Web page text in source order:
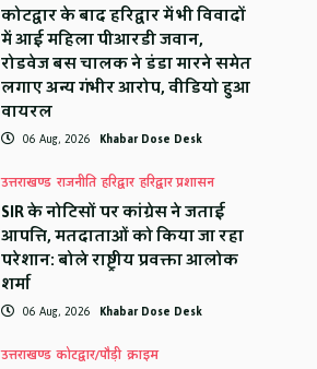
कोटद्वार के बाद हरिद्वार में भी विवादों
में आई महिला पीआरडी जवान,
रोडवेज बस चालक ने डंडा मारने समेत
लगाए अन्य गंभीर आरोप, वीडियो हुआ
वायरल
06 Aug, 2026 Khabar Dose Desk
उत्तराखण्ड राजनीति हरिद्वार हरिद्वार प्रशासन
SIR के नोटिसों पर कांग्रेस ने जताई
आपत्ति, मतदाताओं को किया जा रहा
परेशान: बोले राष्ट्रीय प्रवक्ता आलोक
शर्मा
06 Aug, 2026 Khabar Dose Desk
उत्तराखण्ड कोटद्वार/पौड़ी क्राइम